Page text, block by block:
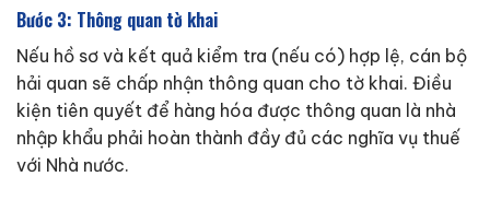
Bước 3: Thông quan tờ khai
Nếu hồ sơ và kết quả kiểm tra (nếu có) hợp lệ, cán bộ
hải quan sẽ chấp nhận thông quan cho tờ khai. Điều
kiện tiên quyết để hàng hóa được thông quan là nhà
nhập khẩu phải hoàn thành đầy đủ các nghĩa vụ thuế
với Nhà nước.